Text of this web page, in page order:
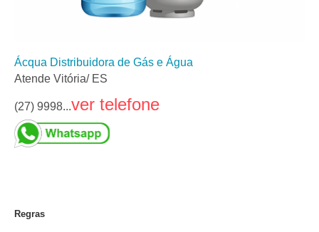
Ácqua Distribuidora de Gás e Água
Atende Vitória/ ES
(27) 9998...ver telefone
Regras